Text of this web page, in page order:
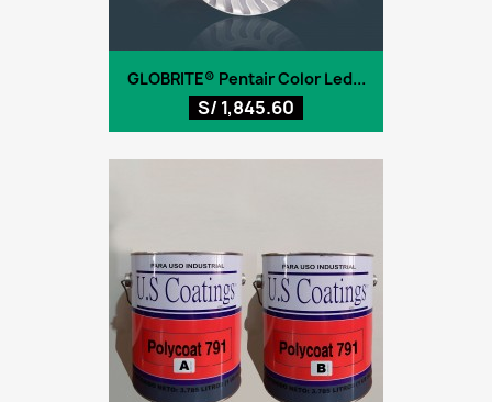
GLOBRITE® Pentair Color Led...
S/ 1,845.60